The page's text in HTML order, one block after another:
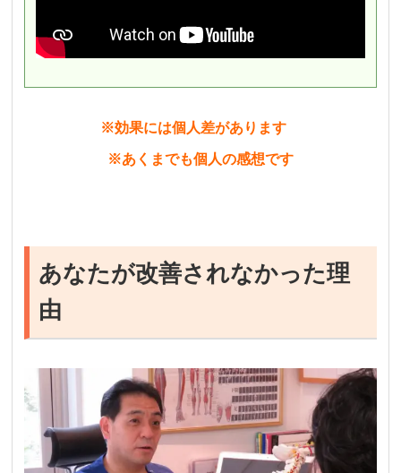
※効果には個人差があります
※あくまでも個人の感想です
あなたが改善されなかった理
由